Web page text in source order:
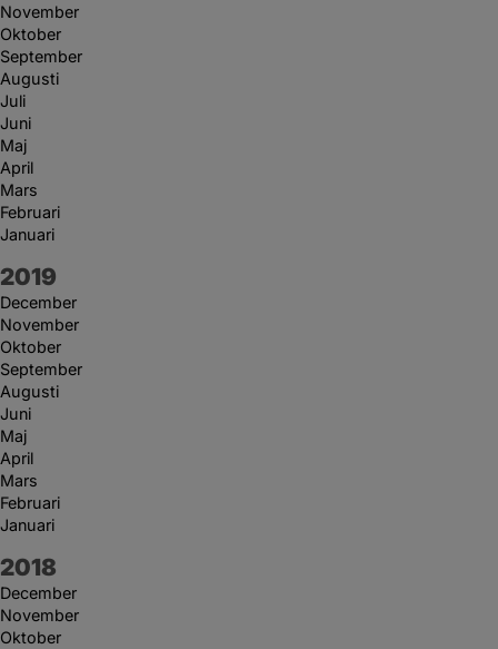
November
Oktober
September
Augusti
Juli
Juni
Maj
April
Mars
Februari
Januari
År:
2019
December
November
Oktober
September
Augusti
Juni
Maj
April
Mars
Februari
Januari
År:
2018
December
November
Oktober